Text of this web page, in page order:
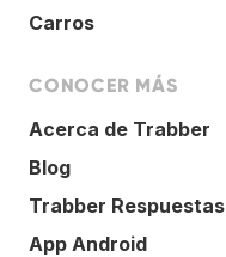
Carros
CONOCER MÁS
Acerca de Trabber
Blog
Trabber Respuestas
App Android